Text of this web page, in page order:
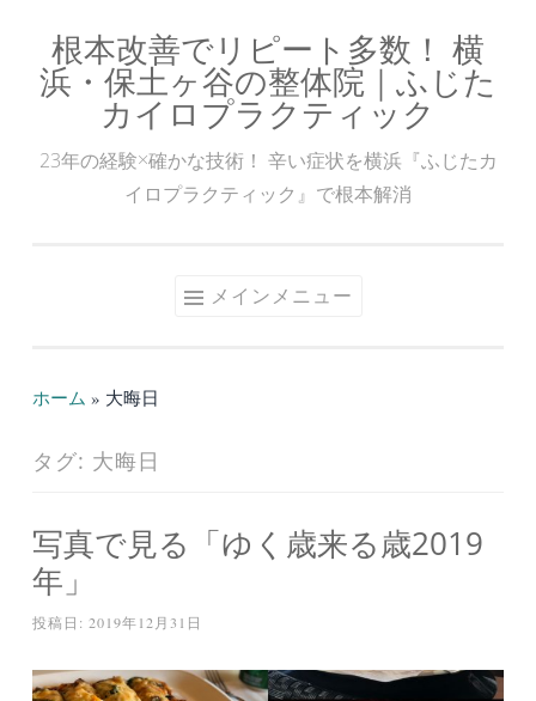
ン
根本改善でリピート多数！ 横
浜・保土ヶ谷の整体院｜ふじた
カイロプラクティック
23年の経験×確かな技術！ 辛い症状を横浜『ふじたカ
イロプラクティック』で根本解消
メインメニュー
ホーム » 大晦日
タグ: 大晦日
写真で見る「ゆく歳来る歳2019
年」
投稿日: 2019年12月31日